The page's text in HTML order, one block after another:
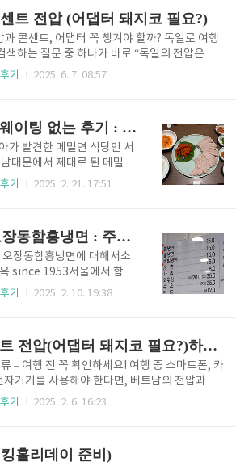
송한 마음입니다.소중한 순간, 늘 행복과 사랑
원합니다. 🌸 친구나 친한 지인에게 보낼 문자
한 말투○○야, 진심으로 결혼 축하해!너의 특별
, 일정이 겹쳐서 너무 아쉬워...
트 전압 (어댑터 돼지코 필요?)
콘센트, 어댑터 꼭 챙겨야 할까? 독일로 여행
색하는 질문 중 하나가 바로 “독일의 전압은 몇
기 사용 가능할까요?”, 그리고 “돼지코 어댑터
파수 50Hz 60Hz플러그 타입 C, E, F 타입 C
의 전압은 거의 비슷합니다. 대부분의 최신 전
원하므로 사용에 큰 문제는 없습니다.주파수
기 2025. 6. 7. 08:57
[서령, 회현 맛집] 웨이팅 없는 후기 : 들기름 메밀면, 항정제육 보쌈 + 어르신 함께 좋은 식당
가 발견한 메밀면 식당인 서
대문에서 제대로 된 메밀면
알려져 있습니다. 미쉐린
은 강화의 서령을 거쳐 지금
습니다. 서령 영업시간 운영
오더: 20:00브레이크 타임
능 (유료)최초 30분 2,000
(최대 40,000원)인근 주차
기 2025. 2. 21. 17:51
[최화정 유튜브]오장동함흥냉면 : 주차장 가격 메뉴 영업시간 역사
장동함흥냉면에 대해서소
since 1953서울에서 함흥
곳, 바로 **오장동함흥냉면
서울 중구 마른내로 108 (동
출구에서 346m)매일 11:00
- 17:00 식당 홈페이지
휴무: 매주 화요일 명절 휴
드립니다. 📅 요일별 상세 운
기 2025. 2. 10. 19:38
베트남 220V 콘센트 전압(어댑터 돼지코 필요?)하노이 다낭 나트랑 호이안 호치민 푸꾸옥
– 여행 전 꼭 확인하세요! 여행 중 스마트폰, 카
자기기를 사용해야 한다면, 베트남의 전압과 콘
것이 중요합니다. 이번 글에서는 베트남의 전
로, 우리나라(60Hz)보다 약간 낮은 편입니
기 2025. 2. 6. 16:23
홀리데이 준비)